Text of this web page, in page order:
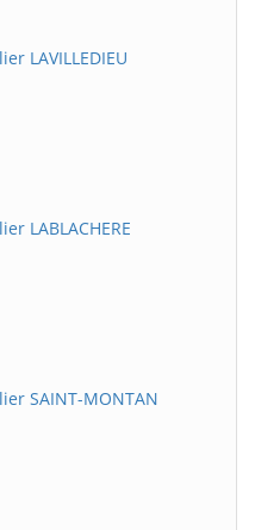
LAVILLEDIEU
LABLACHERE
SAINT-MONTAN